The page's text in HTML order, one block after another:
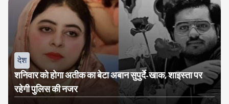
देश
शनिवार को होगा अतीक का बेटा अबान सुपुर्दे-खाक, शाइस्ता पर
रहेगी पुलिस की नजर